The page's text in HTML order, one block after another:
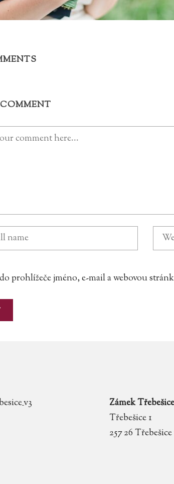
prohlížeče jméno, e-mail a webovou
Zámek Třebešice
Třebešice 1
257 26